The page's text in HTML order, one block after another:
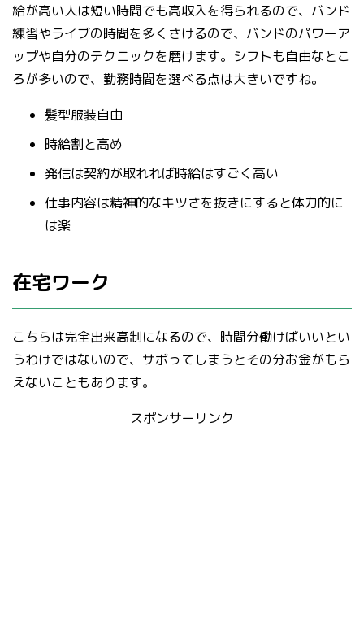
給が高い人は短い時間でも高収入を得られるので、バンド
練習やライブの時間を多くさけるので、バンドのパワーア
ップや自分のテクニックを磨けます。シフトも自由なとこ
ろが多いので、勤務時間を選べる点は大きいですね。
髪型服装自由
時給割と高め
発信は契約が取れれば時給はすごく高い
仕事内容は精神的なキツさを抜きにすると体力的に
は楽
在宅ワーク
こちらは完全出来高制になるので、時間分働けばいいとい
うわけではないので、サボってしまうとその分お金がもら
えないこともあります。
スポンサーリンク